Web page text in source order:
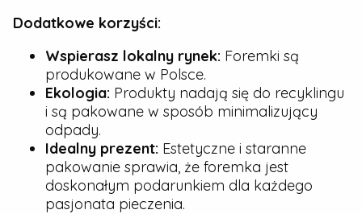
Dodatkowe korzyści:
Wspierasz lokalny rynek: Foremki są
produkowane w Polsce.
Ekologia: Produkty nadają się do recyklingu
i są pakowane w sposób minimalizujący
odpady.
Idealny prezent: Estetyczne i staranne
pakowanie sprawia, że foremka jest
doskonałym podarunkiem dla każdego
pasjonata pieczenia.